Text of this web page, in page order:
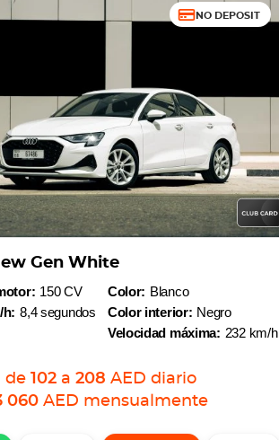
NO DEPOSIT
Gen White
150 CV
h: 8,4 segundos
Color: Blanco
Color interior: Negro
Velocidad máxima: 232 km/h
de 102 a 208 AED diario
060 AED mensualmente